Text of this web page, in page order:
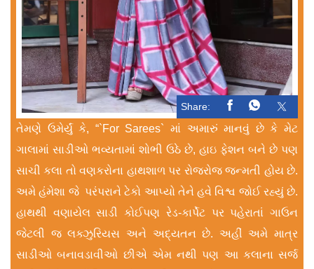
Share:
તેમણે ઉમેર્યું કે, “`For Sarees` માં અમારું માનવું છે કે મેટ
ગાલામાં સાડીઓ ભવ્યતામાં શોભી ઉઠે છે, હાઇ ફેશન બને છે પણ
સાચી કલા તો વણકરોના હાથશાળ પર રોજરોજ જન્મતી હોય છે.
અમે હંમેશા જે પરંપરાને ટેકો આપ્યો તેને હવે વિશ્વ જોઈ રહ્યું છે.
હાથથી વણાયેલ સાડી કોઈપણ રેડ-કાર્પેટ પર પહેરાતાં ગાઉન
જેટલી જ લક્ઝુરિયસ અને અદ્યતન છે. અહીં અમે માત્ર
સાડીઓ બનાવડાવીઓ છીએ એમ નથી પણ આ કલાના સર્જ